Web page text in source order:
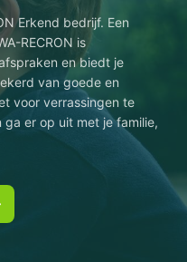
Erkend bedrijf. Een
RECRON is
en biedt je
van goede en
voor verrassingen te
er op uit met je familie,